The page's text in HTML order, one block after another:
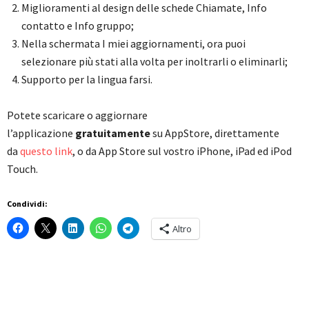
Miglioramenti al design delle schede Chiamate, Info
contatto e Info gruppo;
Nella schermata I miei aggiornamenti, ora puoi
selezionare più stati alla volta per inoltrarli o eliminarli;
Supporto per la lingua farsi.
Potete scaricare o aggiornare
l’applicazione gratuitamentesu AppStore, direttamente
da questo link, o da App Store sul vostro iPhone, iPad ed iPod
Touch.
Condividi:
Altro